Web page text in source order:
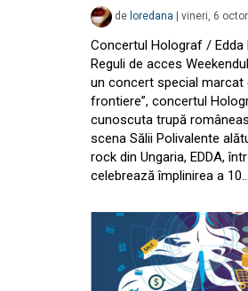
de loredana vineri, 6
Concertul Holograf / Edda
Reguli de acces
un concert special
frontiere”, concertul
cunoscuta trupă
scena Sălii Polivalente
rock din Ungaria, EDDA,
celebrează împlinirea a 10…